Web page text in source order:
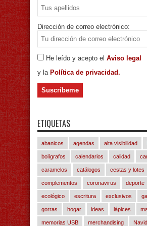
Dirección de correo electrónico:
He leído y acepto el Aviso legal
y la Política de privacidad.
ETIQUETAS
abanicos agendas alta visibilidad
bolígrafos calendarios calidad
caramelos catálogos cestas y lotes
complementos coronavirus deporte
ecológico escritura exclusivos
gorras hogar ideas lápices
memorias USB merchandising